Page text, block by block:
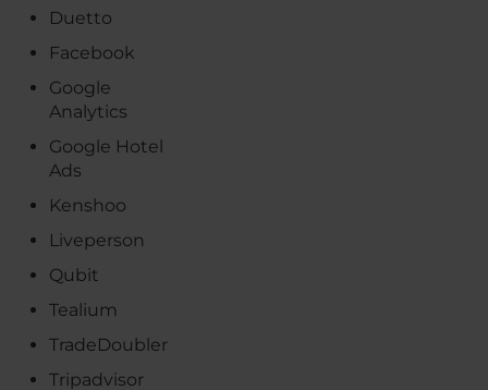
Duetto
Facebook
Google
Analytics
Google Hotel
Ads
Kenshoo
Liveperson
Qubit
Tealium
TradeDoubler
Tripadvisor